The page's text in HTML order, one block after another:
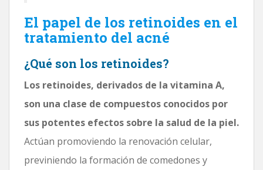
El papel de los retinoides en el
tratamiento del acné
¿Qué son los retinoides?
Los retinoides, derivados de la vitamina A,
son una clase de compuestos conocidos por
sus potentes efectos sobre la salud de la piel.
Actúan promoviendo la renovación celular,
previniendo la formación de comedones y